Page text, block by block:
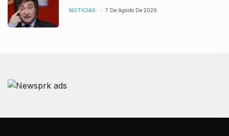
NOTICIAS 7 De Agosto De 2026